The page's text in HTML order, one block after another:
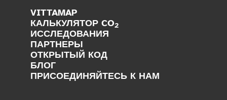
VITTAMAP
КАЛЬКУЛЯТОР CO2
ИССЛЕДОВАНИЯ
ПАРТНЕРЫ
ОТКРЫТЫЙ КОД
БЛОГ
ПРИСОЕДИНЯЙТЕСЬ К НАМ